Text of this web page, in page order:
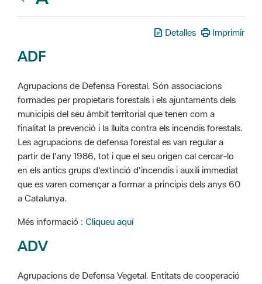
Detalles Imprimir
ADF
Agrupacions de Defensa Forestal. Són associacions
formades per propietaris forestals i els ajuntaments dels
municipis del seu àmbit territorial que tenen com a
finalitat la prevenció i la lluita contra els incendis forestals.
Les agrupacions de defensa forestal es van regular a
partir de l'any 1986, tot i que el seu origen cal cercar-lo
en els antics grups d'extinció d'incendis i auxili immediat
que es varen començar a formar a principis dels anys 60
a Catalunya.
Més informació : Cliqueu aquí
ADV
Agrupacions de Defensa Vegetal. Entitats de cooperació